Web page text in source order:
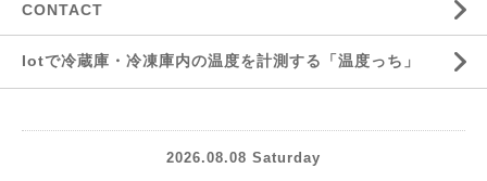
CONTACT
Iotで冷蔵庫・冷凍庫内の温度を計測する「温度っち」
2026.08.08 Saturday